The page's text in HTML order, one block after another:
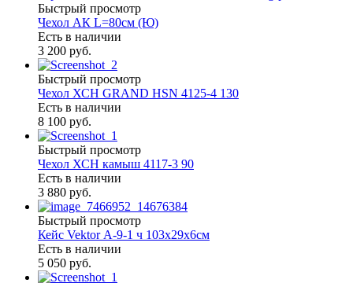
Быстрый просмотр
Чехол АК L=80см (Ю)
Есть в наличии
3 200 руб.
Быстрый просмотр
Чехол ХСН GRAND HSN 4125-4 130
Есть в наличии
8 100 руб.
Быстрый просмотр
Чехол ХСН камыш 4117-3 90
Есть в наличии
3 880 руб.
Быстрый просмотр
Кейс Vektor А-9-1 ч 103х29х6см
Есть в наличии
5 050 руб.